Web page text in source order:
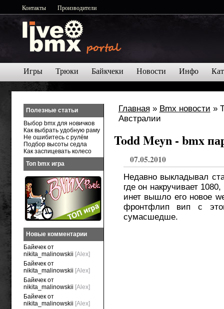
Контакты Производители
Игры Трюки Байкчеки Новости Инфо
Главная » Bmx новости »
Todd Meyn - bmx
07.05.2010
Недавно выкладывал
где он накручивает
инет вышло его новое
фронтфлип вип с
сумасшедше.
Полезные статьи
Выбор bmx для новичков
Как выбрать удобную раму
Не ошибитесь с рулём
Подбор высоты седла
Как заспицевать колесо
Топ bmx игра
Новые комментарии
Байкчек от
nikita_malinowskii [Alex]
Байкчек от
nikita_malinowskii [Alex]
Байкчек от
nikita_malinowskii [Alex]
Байкчек от
nikita_malinowskii [Alex]